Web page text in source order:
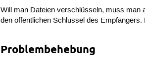
Will man Dateien verschlüsseln, muss man
den öffentlichen Schlüssel des
Problembehebung